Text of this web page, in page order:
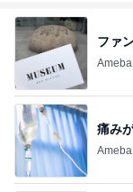
ファ
痛み